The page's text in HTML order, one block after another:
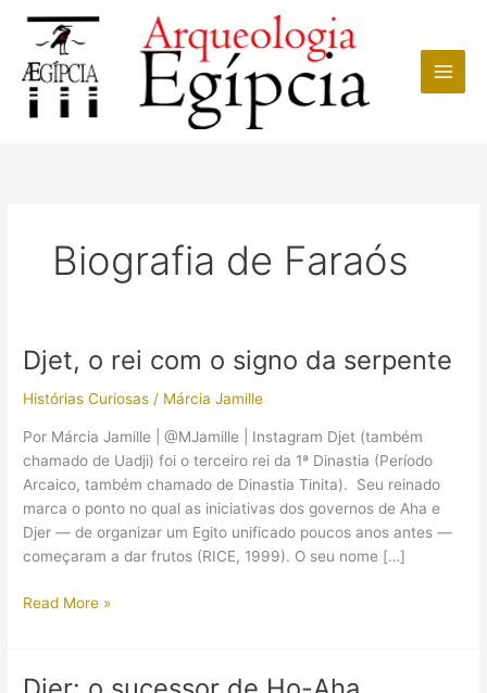
conteúdo
Biografia de Faraós
Djet, o rei com o signo da serpente
Histórias Curiosas / Márcia Jamille
Por Márcia Jamille | @MJamille | Instagram Djet (também
chamado de Uadji) foi o terceiro rei da 1ª Dinastia​ (Período
Arcaico, também chamado de Dinastia Tinita). Seu reinado
marca o ponto no qual as iniciativas dos governos de Aha e
Djer — de organizar um Egito unificado poucos anos antes —
começaram a dar frutos (RICE, 1999). O seu nome […]
Djet,
Read More »